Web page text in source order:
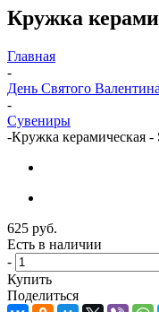
Кружка
Главная
-
День Святого Валентина
-
Сувениры
-Кружка керамическая -
625 руб.
Есть в наличии
-
Купить
Поделиться